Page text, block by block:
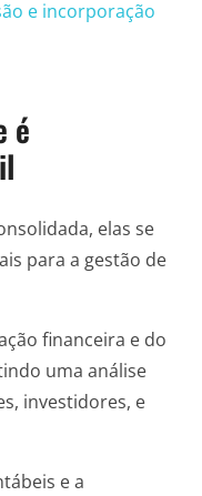
e incorporação
é
elas se
para a gestão de
financeira e do
uma análise
investidores, e
e a